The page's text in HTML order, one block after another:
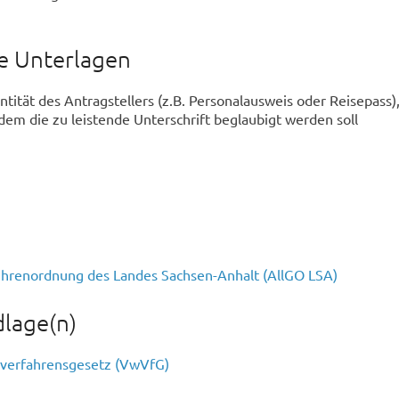
Unterlagen
des Antragstellers (z.B. Personalausweis oder Reisepass),
die zu leistende Unterschrift beglaubigt werden soll
des Landes Sachsen-Anhalt (AllGO LSA)
(VwVfG)